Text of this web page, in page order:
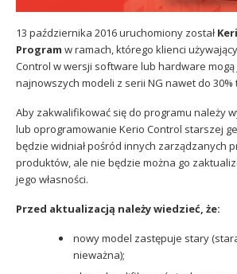
13 października 2016 uruchomiony został
Program w ramach, którego klienci
Control w wersji software lub hardware
najnowszych modeli z serii NG nawet do 30%
Aby zakwalifikować się do programu należy
lub oprogramowanie Kerio Control starszej
będzie widniał pośród innych zarządzanych
produktów, ale nie będzie można go
jego własności.
Przed aktualizacją należy wiedzieć, że:
nowy model zastępuje stary
nieważna);